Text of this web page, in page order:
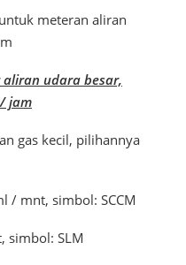
meteran aliran
udara besar,
jam
gas kecil, pilihannya
/ mnt, simbol: SCCM
simbol: SLM